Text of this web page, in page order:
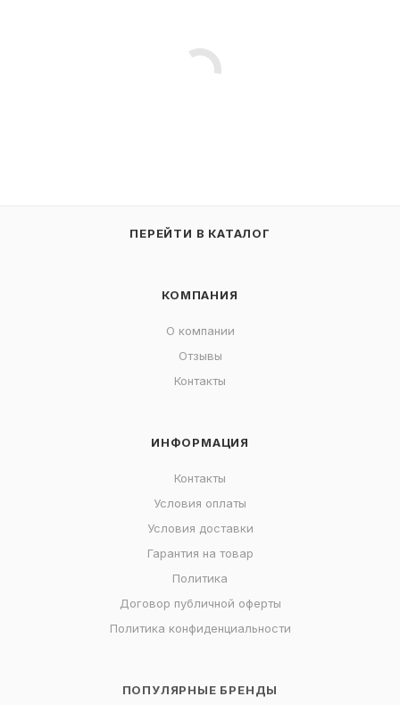
ПЕРЕЙТИ В КАТАЛОГ
КОМПАНИЯ
О компании
Отзывы
Контакты
ИНФОРМАЦИЯ
Контакты
Условия оплаты
Условия доставки
Гарантия на товар
Политика
Договор публичной оферты
Политика конфиденциальности
ПОПУЛЯРНЫЕ БРЕНДЫ